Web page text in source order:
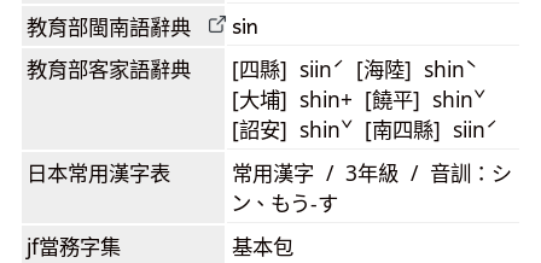
教育部閩南語辭典 sin
教育部客家語辭典
[四縣] siinˊ [海陸] shinˋ
[大埔] shin+ [饒平] shinˇ
[詔安] shinˇ [南四縣] siinˊ
日本常用漢字表
常用漢字 / 3年級 / 音訓：シ
ン、もう-す
jf當務字集 基本包